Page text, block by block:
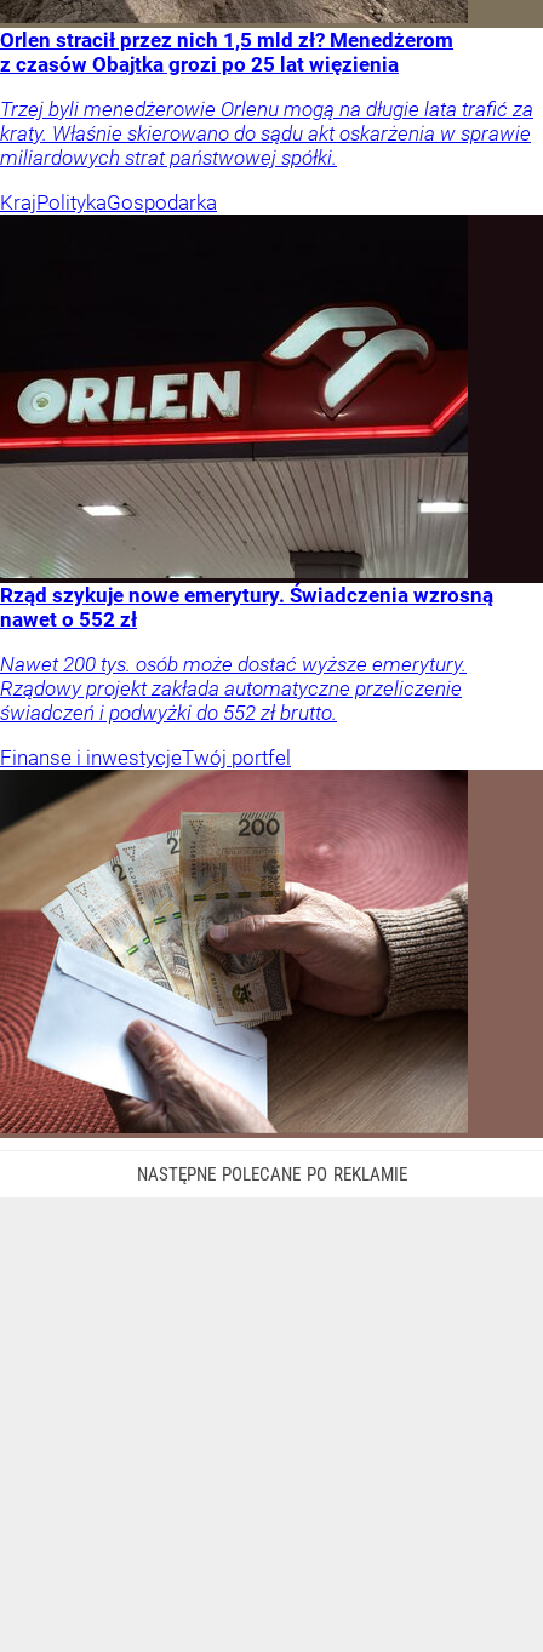
Orlen stracił przez nich 1,5 mld zł? Menedżerom
z czasów Obajtka grozi po 25 lat więzienia
Trzej byli menedżerowie Orlenu mogą na długie lata trafić za
kraty. Właśnie skierowano do sądu akt oskarżenia w sprawie
miliardowych strat państwowej spółki.
KrajPolitykaGospodarka
Rząd szykuje nowe emerytury. Świadczenia wzrosną
nawet o 552 zł
Nawet 200 tys. osób może dostać wyższe emerytury.
Rządowy projekt zakłada automatyczne przeliczenie
świadczeń i podwyżki do 552 zł brutto.
Finanse i inwestycjeTwój portfel